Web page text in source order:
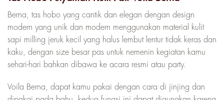
Berna, tas hobo yang cantik dan elegan dengan design
modern yang unik dan modern menggunakan material kulit
sapi milling jeruk kecil yang halus lembut lentur tidak keras dan
kaku, dengan size besar pas untuk nemenin kegiatan kamu
sehari-hari bahkan dibawa ke acara resmi atau party.
Voila Berna, dapat kamu pakai dengan cara di jinjing dan